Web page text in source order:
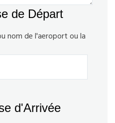
de Départ
nom de l'aeroport ou la
d'Arrivée